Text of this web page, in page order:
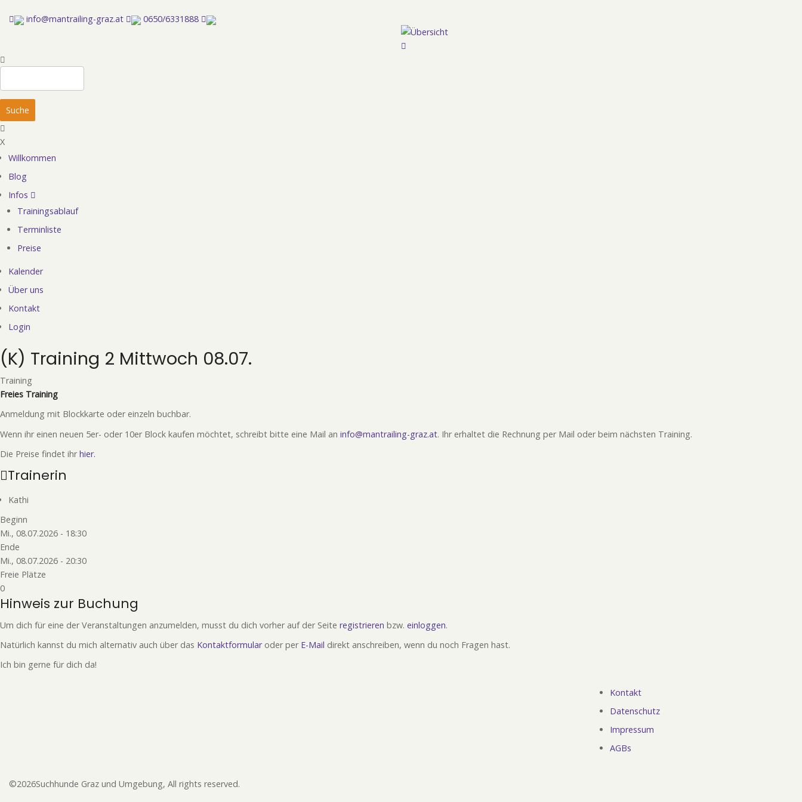
zum
info@mantrailing-graz.at 0650/6331888
X
Hauptnavigation
Willkommen
Blog
Infos
Trainingsablauf
Terminliste
Preise
Kalender
Über uns
Kontakt
Login
(K) Training 2 Mittwoch 08.07.
Training
Freies Training
Anmeldung mit Blockkarte oder einzeln buchbar.
Wenn ihr einen neuen 5er- oder 10er Block kaufen möchtet, schreibt bitte eine Mail an info@mantrailing-graz.at. Ihr erhaltet die Rechnung per Mail oder beim nächsten Training.
Die Preise findet ihrhier.
Trainerin
Kathi
Beginn
Mi., 08.07.2026 - 18:30
Ende
Mi., 08.07.2026 - 20:30
Freie Plätze
0
Hinweis zur Buchung
Um dich für eine der Veranstaltungen anzumelden, musst du dich vorher auf der Seite registrieren bzw. einloggen.
Natürlich kannst du mich alternativ auch über das Kontaktformular oder per E-Mail direkt anschreiben, wenn du noch Fragen hast.
Ich bin gerne für dich da!
Fußzeile
Kontakt
Datenschutz
Impressum
AGBs
©2026Suchhunde Graz und Umgebung, All rights reserved.